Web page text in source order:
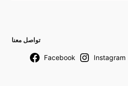
تواصل معنا
Facebook Instagram